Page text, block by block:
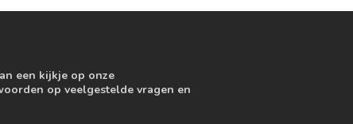
een kijkje op onze
op veelgestelde vragen en